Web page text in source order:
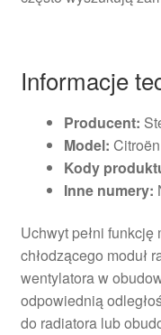
Informacje
Producent:
Model:
Kody
Inne numery:
Uchwyt pełni
chłodzącego moduł
wentylatora w
odpowiednią
do radiatora lub